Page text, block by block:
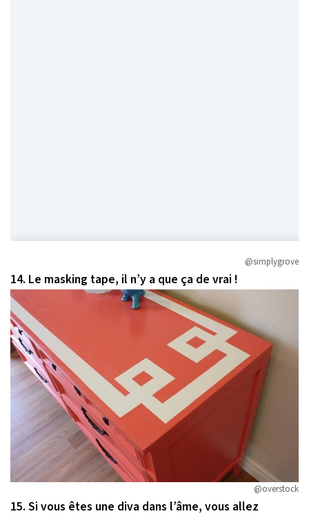
@simplygrove
14. Le masking tape, il n’y a que ça de vrai !
@overstock
15. Si vous êtes une diva dans l’âme, vous allez